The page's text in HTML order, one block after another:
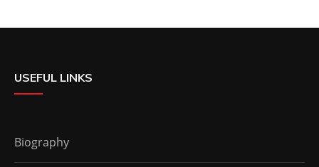
USEFUL LINKS
Biography